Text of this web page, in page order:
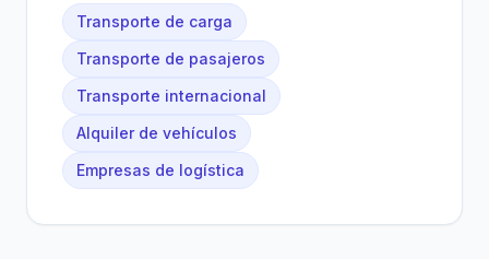
Transporte de carga
Transporte de pasajeros
Transporte internacional
Alquiler de vehículos
Empresas de logística